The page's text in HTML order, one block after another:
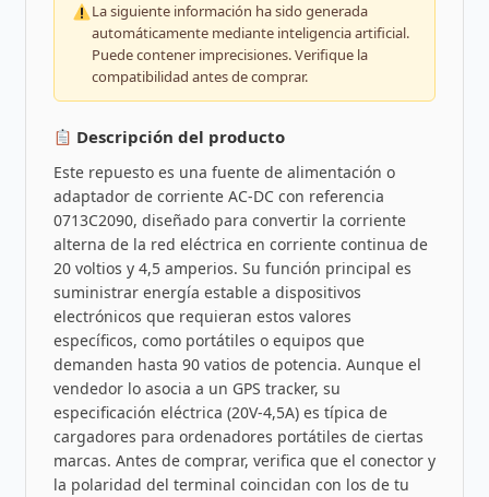
La siguiente información ha sido generada
automáticamente mediante inteligencia artificial.
Puede contener imprecisiones. Verifique la
compatibilidad antes de comprar.
Descripción del producto
Este repuesto es una fuente de alimentación o
adaptador de corriente AC-DC con referencia
0713C2090, diseñado para convertir la corriente
alterna de la red eléctrica en corriente continua de
20 voltios y 4,5 amperios. Su función principal es
suministrar energía estable a dispositivos
electrónicos que requieran estos valores
específicos, como portátiles o equipos que
demanden hasta 90 vatios de potencia. Aunque el
vendedor lo asocia a un GPS tracker, su
especificación eléctrica (20V-4,5A) es típica de
cargadores para ordenadores portátiles de ciertas
marcas. Antes de comprar, verifica que el conector y
la polaridad del terminal coincidan con los de tu